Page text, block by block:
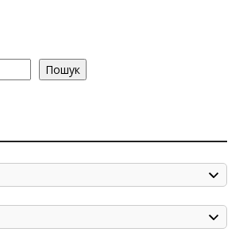
Пошук